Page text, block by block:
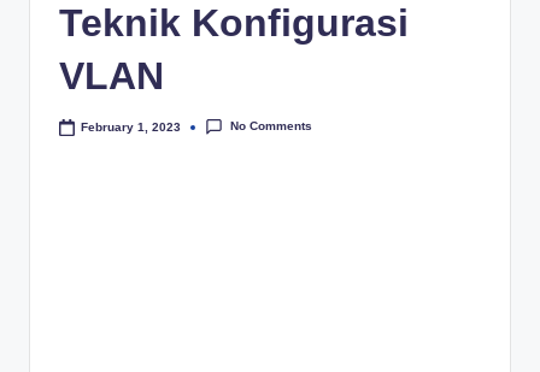
Teknik Konfigurasi
VLAN
February 1, 2023 No Comments